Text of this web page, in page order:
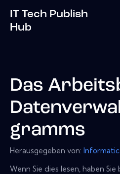
IT Tech Publish
Hub
Das
gramms
Herausgegeben von:
Wenn Sie dies lesen, haben